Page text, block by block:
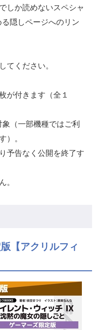
しか読めないスペシャ
る隠しページへのリン
てください。
が付きます（全１
（一部機種ではご利
）。
予告なく公開を終了す
。
【アクリルフィ